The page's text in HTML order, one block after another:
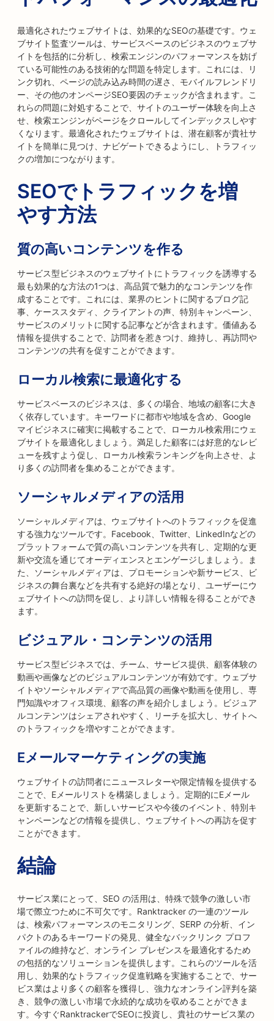
最適化されたウェブサイトは、効果的なSEOの基礎です。ウェ
ブサイト監査ツールは、サービスベースのビジネスのウェブサ
イトを包括的に分析し、検索エンジンのパフォーマンスを妨げ
ている可能性のある技術的な問題を特定します。これには、リ
ンク切れ、ページの読み込み時間の遅さ、モバイルフレンドリ
ー、その他のオンページSEO要因のチェックが含まれます。こ
れらの問題に対処することで、サイトのユーザー体験を向上さ
せ、検索エンジンがページをクロールしてインデックスしやす
くなります。最適化されたウェブサイトは、潜在顧客が貴社サ
イトを簡単に見つけ、ナビゲートできるようにし、トラフィッ
クの増加につながります。
SEOでトラフィックを増
やす方法
質の高いコンテンツを作る
サービス型ビジネスのウェブサイトにトラフィックを誘導する
最も効果的な方法の1つは、高品質で魅力的なコンテンツを作
成することです。これには、業界のヒントに関するブログ記
事、ケーススタディ、クライアントの声、特別キャンペーン、
サービスのメリットに関する記事などが含まれます。価値ある
情報を提供することで、訪問者を惹きつけ、維持し、再訪問や
コンテンツの共有を促すことができます。
ローカル検索に最適化する
サービスベースのビジネスは、多くの場合、地域の顧客に大き
く依存しています。キーワードに都市や地域を含め、Google
マイビジネスに確実に掲載することで、ローカル検索用にウェ
ブサイトを最適化しましょう。満足した顧客には好意的なレビ
ューを残すよう促し、ローカル検索ランキングを向上させ、よ
り多くの訪問者を集めることができます。
ソーシャルメディアの活用
ソーシャルメディアは、ウェブサイトへのトラフィックを促進
する強力なツールです。Facebook、Twitter、LinkedInなどの
プラットフォームで質の高いコンテンツを共有し、定期的な更
新や交流を通じてオーディエンスとエンゲージしましょう。ま
た、ソーシャルメディアは、プロモーションや新サービス、ビ
ジネスの舞台裏などを共有する絶好の場となり、ユーザーにウ
ェブサイトへの訪問を促し、より詳しい情報を得ることができ
ます。
ビジュアル・コンテンツの活用
サービス型ビジネスでは、チーム、サービス提供、顧客体験の
動画や画像などのビジュアルコンテンツが有効です。ウェブサ
イトやソーシャルメディアで高品質の画像や動画を使用し、専
門知識やオフィス環境、顧客の声を紹介しましょう。ビジュア
ルコンテンツはシェアされやすく、リーチを拡大し、サイトへ
のトラフィックを増やすことができます。
Eメールマーケティングの実施
ウェブサイトの訪問者にニュースレターや限定情報を提供する
ことで、Eメールリストを構築しましょう。定期的にEメール
を更新することで、新しいサービスや今後のイベント、特別キ
ャンペーンなどの情報を提供し、ウェブサイトへの再訪を促す
ことができます。
結論
サービス業にとって、SEO の活用は、特殊で競争の激しい市
場で際立つために不可欠です。Ranktracker の一連のツール
は、検索パフォーマンスのモニタリング、SERP の分析、イン
パクトのあるキーワードの発見、健全なバックリンク プロフ
ァイルの維持など、オンライン プレゼンスを最適化するため
の包括的なソリューションを提供します。これらのツールを活
用し、効果的なトラフィック促進戦略を実施することで、サー
ビス業はより多くの顧客を獲得し、強力なオンライン評判を築
き、競争の激しい市場で永続的な成功を収めることができま
す。今すぐRanktrackerでSEOに投資し、貴社のサービス業の